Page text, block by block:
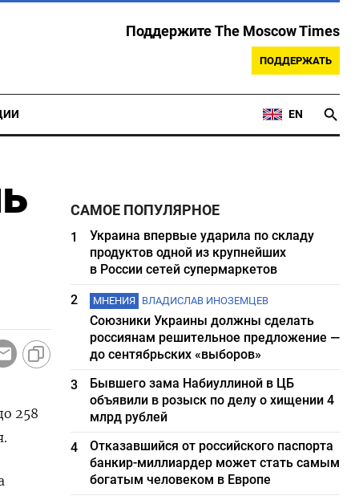
Поддержите The Moscow Times
ПОДДЕРЖАТЬ
EN
258
САМОЕ ПОПУЛЯРНОЕ
1
Украина впервые ударила по складу
продуктов одной из крупнейших
в России сетей супермаркетов
2
МНЕНИЯ ВЛАДИСЛАВ ИНОЗЕМЦЕВ
Союзники Украины должны сделать
россиянам решительное предложение —
до сентябрьских «выборов»
3
Бывшего зама Набиуллиной в ЦБ
объявили в розыск по делу о хищении 4
млрд рублей
4
Отказавшийся от российского паспорта
банкир-миллиардер может стать самым
богатым человеком в Европе